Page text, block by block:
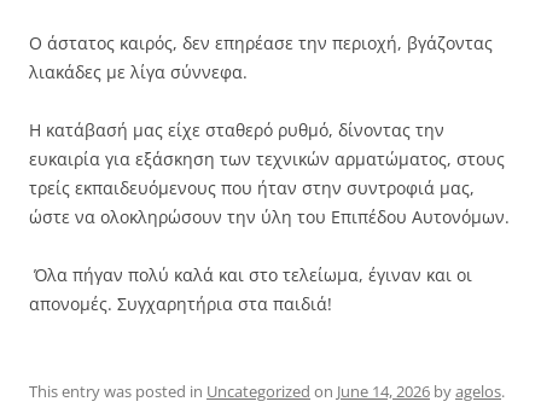
Ο άστατος καιρός, δεν επηρέασε την περιοχή, βγάζοντας
λιακάδες με λίγα σύννεφα.
Η κατάβασή μας είχε σταθερό ρυθμό, δίνοντας την
ευκαιρία για εξάσκηση των τεχνικών αρματώματος, στους
τρείς εκπαιδευόμενους που ήταν στην συντροφιά μας,
ώστε να ολοκληρώσουν την ύλη του Επιπέδου Αυτονόμων.
Όλα πήγαν πολύ καλά και στο τελείωμα, έγιναν και οι
απονομές. Συγχαρητήρια στα παιδιά!
This entry was posted in Uncategorized on June 14, 2026 byagelos.